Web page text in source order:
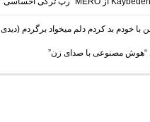
با خودم بد کردم دلم میخواد برگردم (دیدی
“هوش مصنوعی با صدای زن”